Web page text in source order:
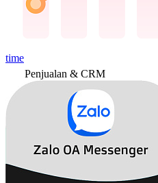
time
Penjualan & CRM